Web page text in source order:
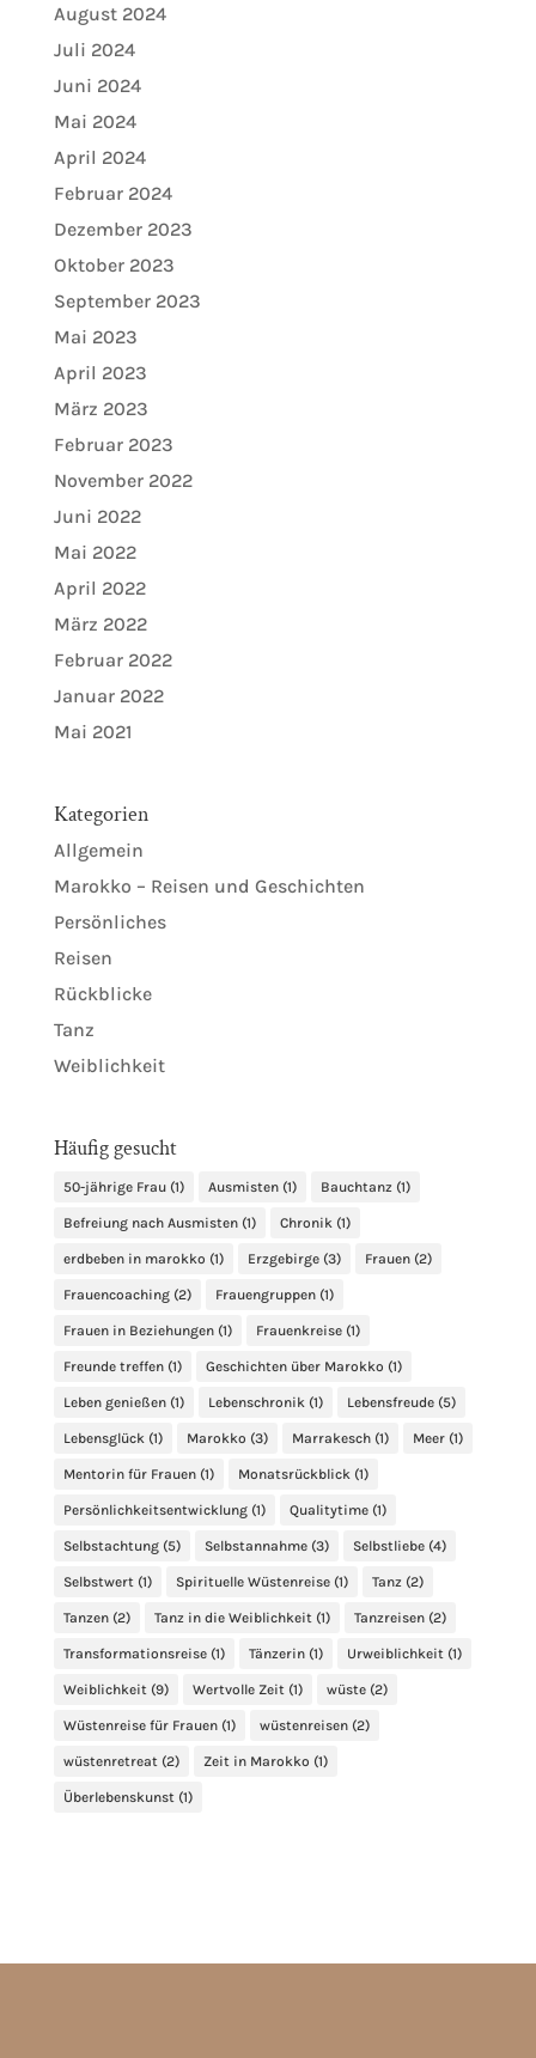
August 2024
Juli 2024
Juni 2024
Mai 2024
April 2024
Februar 2024
Dezember 2023
Oktober 2023
September 2023
Mai 2023
April 2023
März 2023
Februar 2023
November 2022
Juni 2022
Mai 2022
April 2022
März 2022
Februar 2022
Januar 2022
Mai 2021
Kategorien
Allgemein
Marokko – Reisen und Geschichten
Persönliches
Reisen
Rückblicke
Tanz
Weiblichkeit
Häufig gesucht
50-jährige Frau(1) Ausmisten(1) Bauchtanz(1)
Befreiung nach Ausmisten(1) Chronik(1)
erdbeben in marokko (1) Erzgebirge(3) Frauen(2)
Frauencoaching(2) Frauengruppen(1)
Frauen in Beziehungen(1) Frauenkreise(1)
Freunde treffen(1) Geschichten über Marokko (1)
Leben genießen(1) Lebenschronik(1) Lebensfreude(5)
Lebensglück(1) Marokko (3) Marrakesch(1) Meer(1)
Mentorin für Frauen(1) Monatsrückblick(1)
Persönlichkeitsentwicklung(1) Qualitytime(1)
Selbstachtung(5) Selbstannahme(3) Selbstliebe(4)
Selbstwert(1) Spirituelle Wüstenreise(1) Tanz(2)
Tanzen(2) Tanz in die Weiblichkeit(1) Tanzreisen(2)
Transformationsreise(1) Tänzerin(1) Urweiblichkeit(1)
Weiblichkeit(9) Wertvolle Zeit(1) wüste(2)
Wüstenreise für Frauen(1) wüstenreisen(2)
wüstenretreat(2) Zeit in Marokko (1)
Überlebenskunst(1)